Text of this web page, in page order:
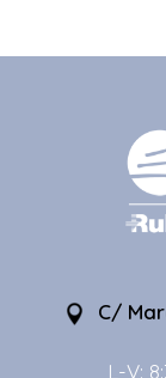
C/
L-V: